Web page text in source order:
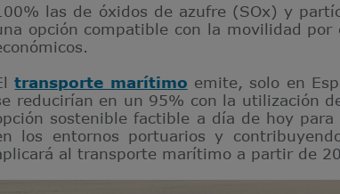
las de óxidos de azufre (SOx) y
opción compatible con la movilidad
transporte marítimo emite, solo en
reducirían en un 95% con la utilización
sostenible factible a día de hoy
los entornos portuarios y
al transporte marítimo a partir de